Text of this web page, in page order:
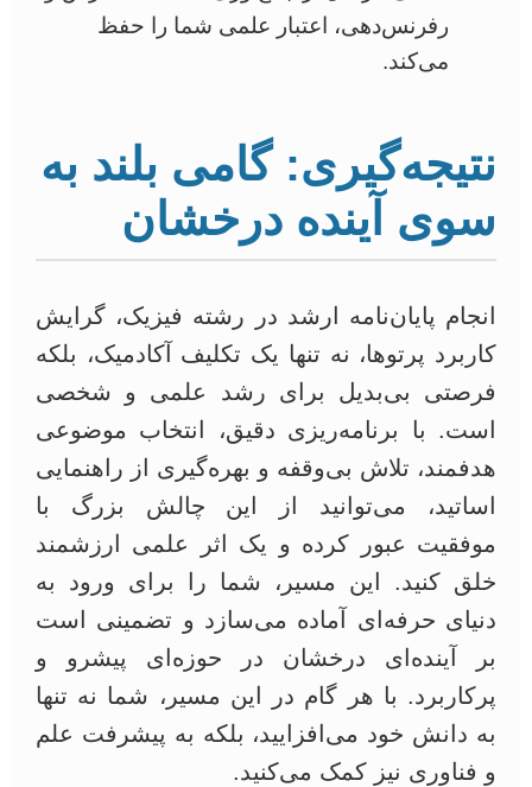
رفرنس‌دهی، اعتبار علمی شما را حفظ
می‌کند.
نتیجه‌گیری: گامی بلند به
سوی آینده درخشان
انجام پایان‌نامه ارشد در رشته فیزیک، گرایش
کاربرد پرتوها، نه تنها یک تکلیف آکادمیک، بلکه
فرصتی بی‌بدیل برای رشد علمی و شخصی
است. با برنامه‌ریزی دقیق، انتخاب موضوعی
هدفمند، تلاش بی‌وقفه و بهره‌گیری از راهنمایی
اساتید، می‌توانید از این چالش بزرگ با
موفقیت عبور کرده و یک اثر علمی ارزشمند
خلق کنید. این مسیر، شما را برای ورود به
دنیای حرفه‌ای آماده می‌سازد و تضمینی است
بر آینده‌ای درخشان در حوزه‌ای پیشرو و
پرکاربرد. با هر گام در این مسیر، شما نه تنها
به دانش خود می‌افزایید، بلکه به پیشرفت علم
و فناوری نیز کمک می‌کنید.